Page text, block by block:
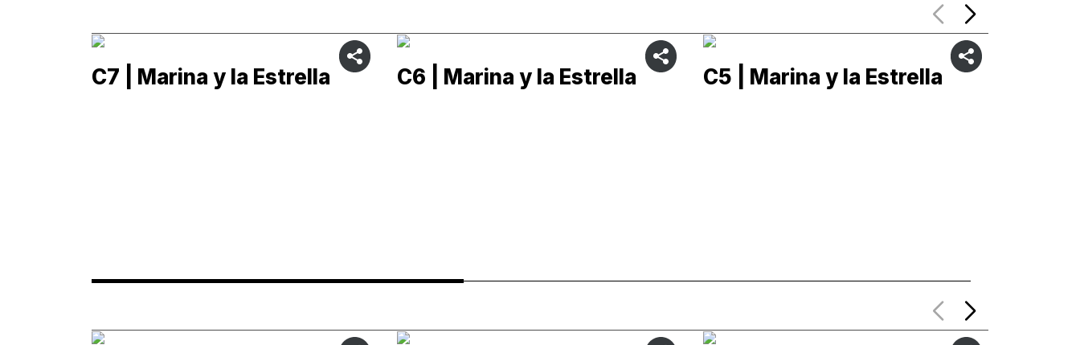
C7 | Marina y la Estrella C6 | Marina y la Estrella C5 | Marina y la Estrella